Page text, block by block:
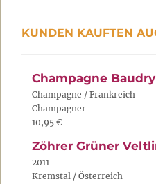
KUNDEN KAUFTEN
Champagne
Champagne / Frankreich
Champagner
10,95 €
Zöhrer Grüner
2011
Kremstal / Österreich